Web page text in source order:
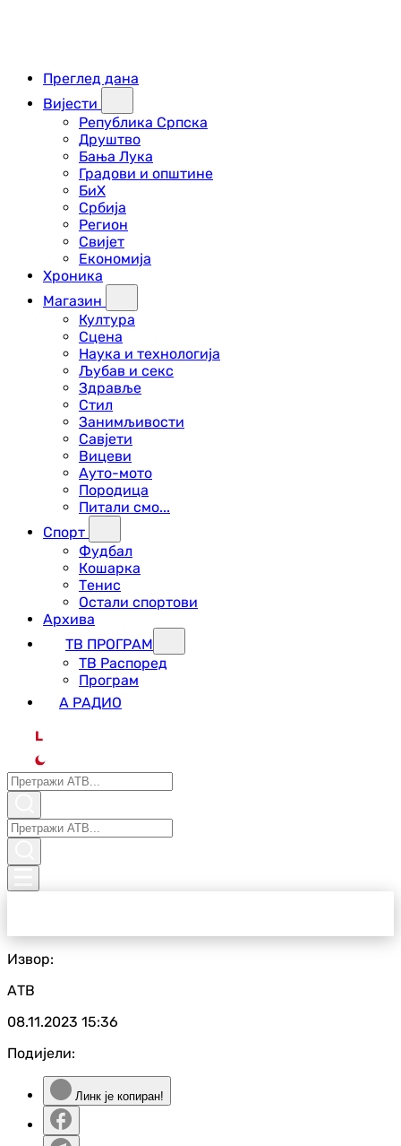
Преглед дана
Вијести
Република Српска
Друштво
Бања Лука
Градови и општине
БиХ
Србија
Регион
Свијет
Економија
Хроника
Магазин
Култура
Сцена
Наука и технологија
Љубав и секс
Здравље
Стил
Занимљивости
Савјети
Вицеви
Ауто-мото
Породица
Питали смо...
Спорт
Фудбал
Кошарка
Тенис
Остали спортови
Архива
ТВ ПРОГРАМ
ТВ Распоред
Програм
А РАДИО
L
Извор:
АТВ
08.11.2023 15:36
Подијели:
Линк је копиран!